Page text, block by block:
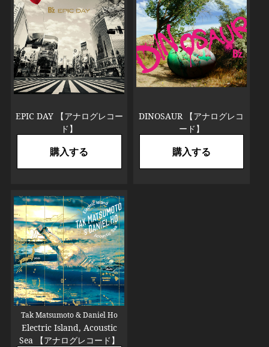
EPIC DAY 【アナログレコー
ド】
購入する
DINOSAUR 【アナログレコ
ード】
購入する
Tak Matsumoto & Daniel Ho
Electric Island, Acoustic
Sea 【アナログレコード】